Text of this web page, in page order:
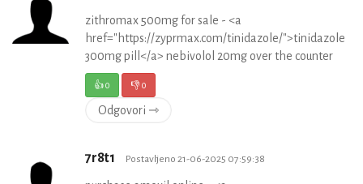
zithromax 500mg for sale - <a
href="https://zyprmax.com/tinidazole/">tinidazole
300mg pill</a> nebivolol 20mg over the counter
👍0 👎0
Odgovori ⇾
7r8t1 Postavljeno 21-06-2025 07:59:38